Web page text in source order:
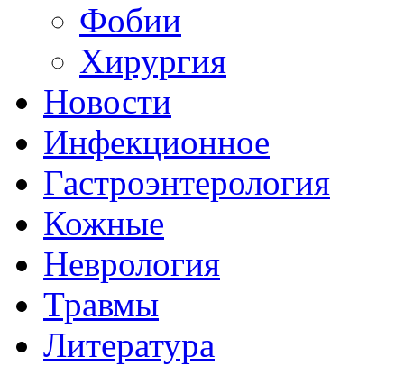
Фобии
Хирургия
Новости
Инфекционное
Гастроэнтерология
Кожные
Неврология
Травмы
Литература